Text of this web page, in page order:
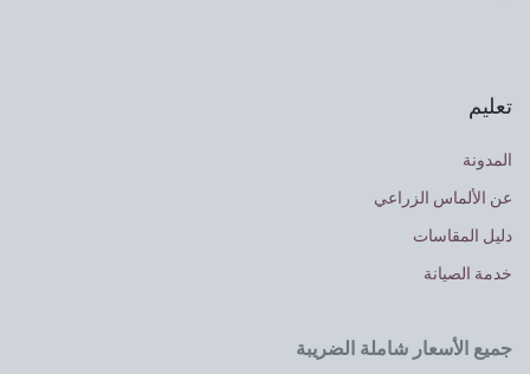
تعليم
المدونة
عن الألماس الزراعي
دليل المقاسات
خدمة الصيانة
جميع الأسعار شاملة الضريبة